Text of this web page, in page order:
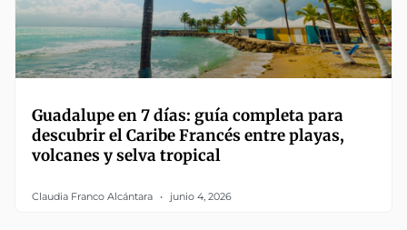
Guadalupe en 7 días: guía completa para
descubrir el Caribe Francés entre playas,
volcanes y selva tropical
Claudia Franco Alcántara junio 4, 2026